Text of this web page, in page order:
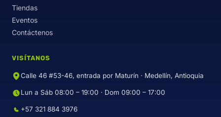
Tiendas
Eventos
Contáctenos
VISÍTANOS
Calle 46 #53-46, entrada por Maturín · Medellín, Antioquia
Lun a Sáb 08:00 – 19:00 · Dom 09:00 – 17:00
+57 321 884 3976